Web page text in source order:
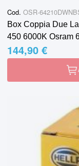
Cod. OSR-
Box Coppia Due
450 6000K Osram
144,90 €